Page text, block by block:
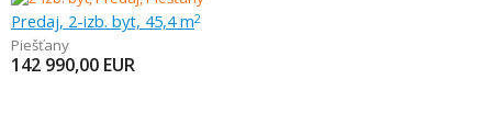
Predaj, 2-izb. byt, 45,4 m2
Piešťany
142 990,00 EUR